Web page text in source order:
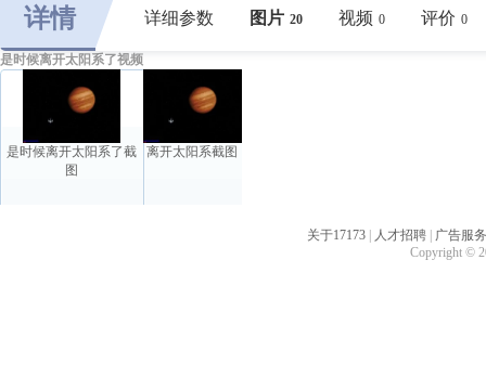
详情 详细参数 图片 20 视频 0 评价 0
是时候离开太阳系了视频
是时候离开太阳系了截
图
离开太阳系截图
关于17173 人才招聘
广告服务
Copyright ©